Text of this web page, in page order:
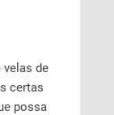
de
certas
possa